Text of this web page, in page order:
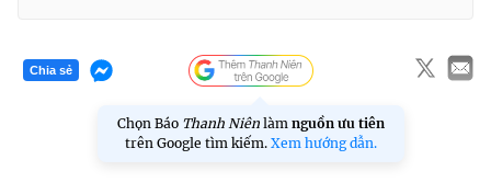
Chia sẻ
Chọn Báo Thanh Niên làm nguồn ưu tiên
trên Google tìm kiếm. Xem hướng dẫn.